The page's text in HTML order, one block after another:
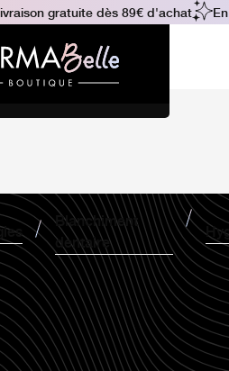
Blanchiment
dentaire
gratuite dès 89€ d'achat En